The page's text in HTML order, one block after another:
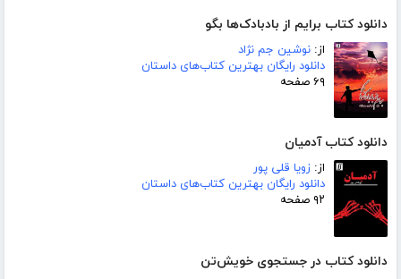
دانلود کتاب برایم از بادبادک‌ها بگو
از: نوشین جم نژاد
دانلود رایگان بهترین کتاب‌های داستان
۶۹ صفحه
دانلود کتاب آدمیان
از: زویا قلی پور
دانلود رایگان بهترین کتاب‌های داستان
۹۲ صفحه
دانلود کتاب در جستجوی خویش‌تن